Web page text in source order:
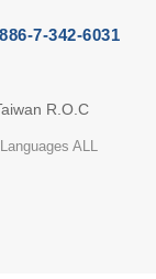
7-342-6031
R.O.C
ALL